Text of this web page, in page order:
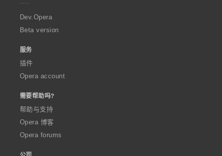
a
Dev.Opera
Beta version
服务
插件
Opera account
需要帮助吗?
帮助与支持
Opera 博客
Opera forums